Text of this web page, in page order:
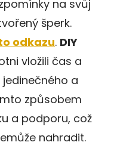
na svůj
šperk.
odkazu. DIY
vložili čas a
a
způsobem
a podporu, což
nahradit.